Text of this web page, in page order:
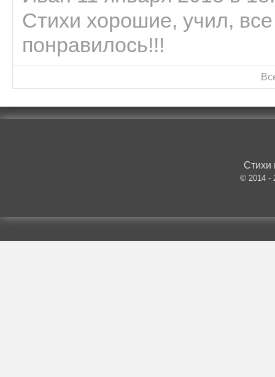
Стихи хорошие, учил,
понравилось!!!
Стихи
© 2014 -